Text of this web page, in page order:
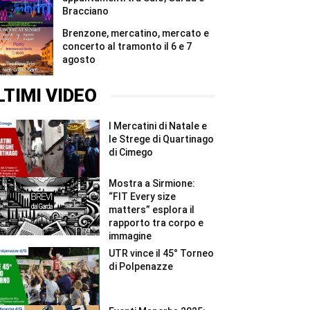
Bracciano
Brenzone, mercatino, mercato e
concerto al tramonto il 6 e 7
agosto
VIDEO
I Mercatini di Natale e
le Strege di Quartinago
di Cimego
Mostra a Sirmione:
“FIT Every size
matters” esplora il
rapporto tra corpo e
immagine
UTR vince il 45° Torneo
di Polpenazze